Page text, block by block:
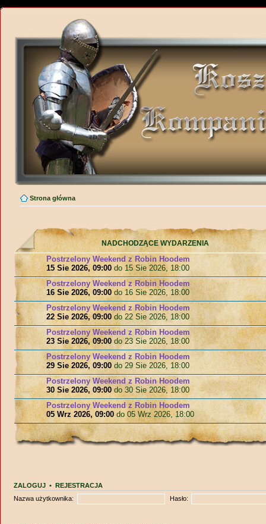
Strona główna
NADCHODZĄCE WYDARZENIA
Postrzelony Weekend z Robin Hoodem
15 Sie 2026, 09:00 do 15 Sie 2026, 18:00
Postrzelony Weekend z Robin Hoodem
16 Sie 2026, 09:00 do 16 Sie 2026, 18:00
Postrzelony Weekend z Robin Hoodem
22 Sie 2026, 09:00 do 22 Sie 2026, 18:00
Postrzelony Weekend z Robin Hoodem
23 Sie 2026, 09:00 do 23 Sie 2026, 18:00
Postrzelony Weekend z Robin Hoodem
29 Sie 2026, 09:00 do 29 Sie 2026, 18:00
Postrzelony Weekend z Robin Hoodem
30 Sie 2026, 09:00 do 30 Sie 2026, 18:00
Postrzelony Weekend z Robin Hoodem
05 Wrz 2026, 09:00 do 05 Wrz 2026, 18:00
ZALOGUJ •REJESTRACJA
Nazwa użytkownika:
Hasło: